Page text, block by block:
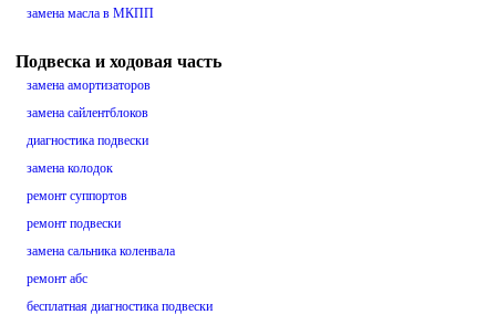
замена масла в МКПП
Подвеска и ходовая часть
замена амортизаторов
замена сайлентблоков
диагностика подвески
замена колодок
ремонт суппортов
ремонт подвески
замена сальника коленвала
ремонт абс
бесплатная диагностика подвески